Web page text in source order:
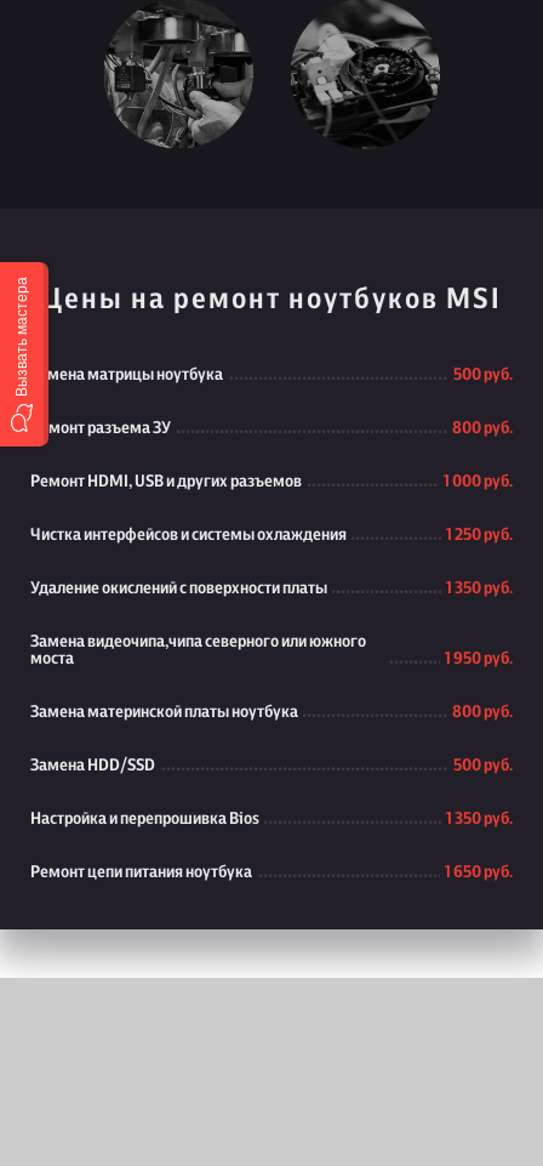
Цены на ремонт ноутбуков MSI
Замена матрицы ноутбука 500 руб.
Ремонт разъема ЗУ 800 руб.
Ремонт HDMI, USB и других разъемов 1 000 руб.
Чистка интерфейсов и системы охлаждения 1 250 руб.
Удаление окислений с поверхности платы 1 350 руб.
Замена видеочипа,чипа северного или южного
моста
1 950 руб.
Замена материнской платы ноутбука 800 руб.
Замена HDD/SSD 500 руб.
Настройка и перепрошивка Bios 1 350 руб.
Ремонт цепи питания ноутбука 1 650 руб.
Вызвать мастера